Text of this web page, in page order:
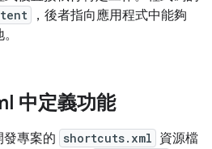
，後者指向應用程式中能夠
中定義功能
專案的 shortcuts.xml 資源檔